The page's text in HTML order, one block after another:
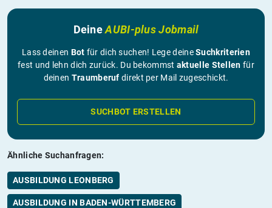
DeineAUBI-plus Jobmail
Lass deinen Bot für dich suchen! Lege deineSuchkriterien
fest und lehn dich zurück. Du bekommst aktuelle Stellen für
deinen Traumberuf direkt per Mail zugeschickt.
SUCHBOT ERSTELLEN
Ähnliche Suchanfragen:
AUSBILDUNG LEONBERG
AUSBILDUNG IN BADEN-WÜRTTEMBERG